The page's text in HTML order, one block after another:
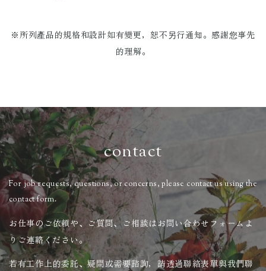
※所列產品的規格和設計如有變更，恕不另行通知。​​​​​​​感謝您事先
的理解。
contact
For job requests, questions, or concerns, please contact us using the
contact form.
お仕事のご依頼や、ご質問、ご相談はお問い合わせフォームよ
りご連絡ください。
若有工作上的委託、疑問或需要諮詢，請透過聯絡表單與我們聯